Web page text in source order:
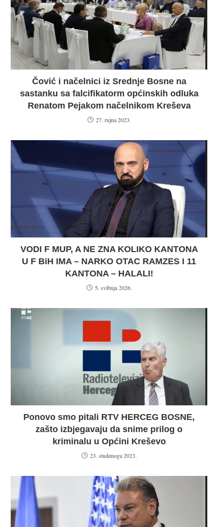
Čović i načelnici iz Srednje Bosne na
sastanku sa falcifikatorm općinskih odluka
Renatom Pejakom načelnikom Kreševa
27. rujna 2023.
VODI F MUP, A NE ZNA KOLIKO KANTONA
U F BiH IMA – NARKO OTAC RAMZES I 11
KANTONA – HALALI!
5. svibnja 2026.
Ponovo smo pitali RTV HERCEG BOSNE,
zašto izbjegavaju da snime prilog o
kriminalu u Općini Kreševo
23. studenoga 2023.